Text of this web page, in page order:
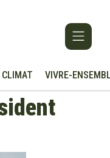
CLIMAT VIVRE-